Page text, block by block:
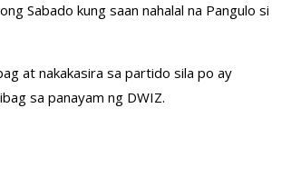
Sabado kung saan nahalal na Pangulo si
at nakakasira sa partido sila po ay
sa panayam ng DWIZ.